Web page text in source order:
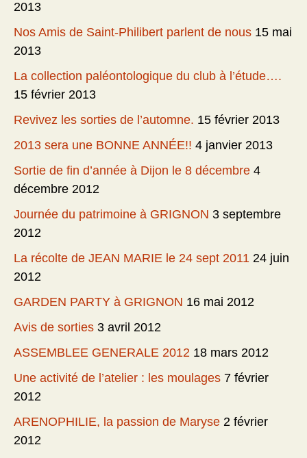
2013
Nos Amis de Saint-Philibert parlent de nous 15 mai
2013
La collection paléontologique du club à l’étude….
15 février 2013
Revivez les sorties de l’automne. 15 février 2013
2013 sera une BONNE ANNÉE!! 4 janvier 2013
Sortie de fin d’année à Dijon le 8 décembre 4
décembre 2012
Journée du patrimoine à GRIGNON 3 septembre
2012
La récolte de JEAN MARIE le 24 sept 2011 24 juin
2012
GARDEN PARTY à GRIGNON 16 mai 2012
Avis de sorties 3 avril 2012
ASSEMBLEE GENERALE 2012 18 mars 2012
Une activité de l’atelier : les moulages 7 février
2012
ARENOPHILIE, la passion de Maryse 2 février
2012